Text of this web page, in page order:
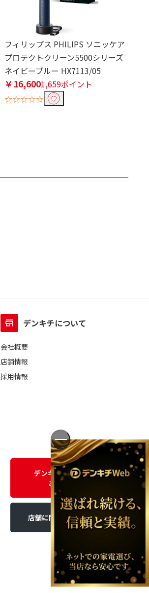
フィリップス PHILIPS ソニッケア
プロテクトクリーン5500シリーズ
ネイビーブルー HX7113/05
￥16,6001,659ポイント
☆☆☆☆☆
デンキチについて
会社概要
店舗情報
採用情報
デンキチWEBに関する
お問い合わせ
店舗に関するお問い合わせ